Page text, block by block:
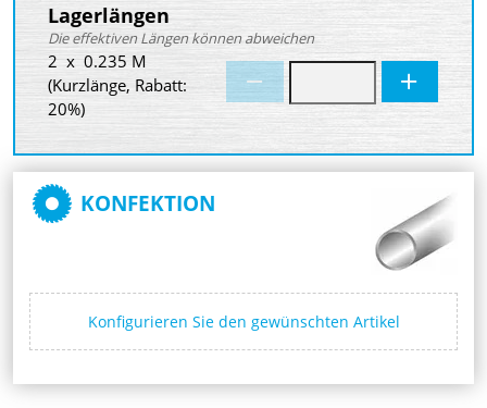
Lagerlängen
Die effektiven Längen können abweichen
2 x 0.235 M
(Kurzlänge, Rabatt:
20%)
KONFEKTION
Konfigurieren Sie den gewünschten Artikel